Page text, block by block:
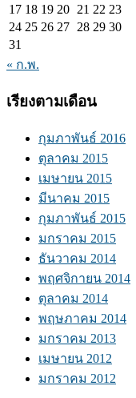
17 18 19 20 21 22 23
24 25 26 27 28 29 30
31
« ก.พ.
เรียงตามเดือน
กุมภาพันธ์ 2016
ตุลาคม 2015
เมษายน 2015
มีนาคม 2015
กุมภาพันธ์ 2015
มกราคม 2015
ธันวาคม 2014
พฤศจิกายน 2014
ตุลาคม 2014
พฤษภาคม 2014
มกราคม 2013
เมษายน 2012
มกราคม 2012